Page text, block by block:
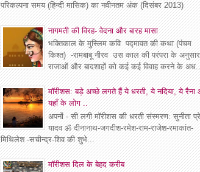
परिकल्पना समय (हिन्दी मासिक) का नवीनतम अंक (दिसंबर 2013)
नागमती की विरह- वेदना और बारह मासा
भक्तिकाल के मुस्लिम कवि पद्मावत की कथा (पंचम
किश्त) -रामबाबू नीरव उस काल की परंपरा के अनुसार
राजाओं और बादशाहों को कई कई विवाह करने के
मॉरीशस: बड़े अच्छे लगते हैं ये धरती, ये नदिया, ये रैना
यहाँ के लोग ..
अपनों - सी लगी मॉरीशस की धरती संस्मरण: सुनीता
यादव ॐ दीनानाथ-जगदीश-रमेश-राम-राजेश-रमाकांत-
मिथिलेश -सचीन्द्र-शिव की शुभे...
माॅरीशस दिल के बेहद करीब